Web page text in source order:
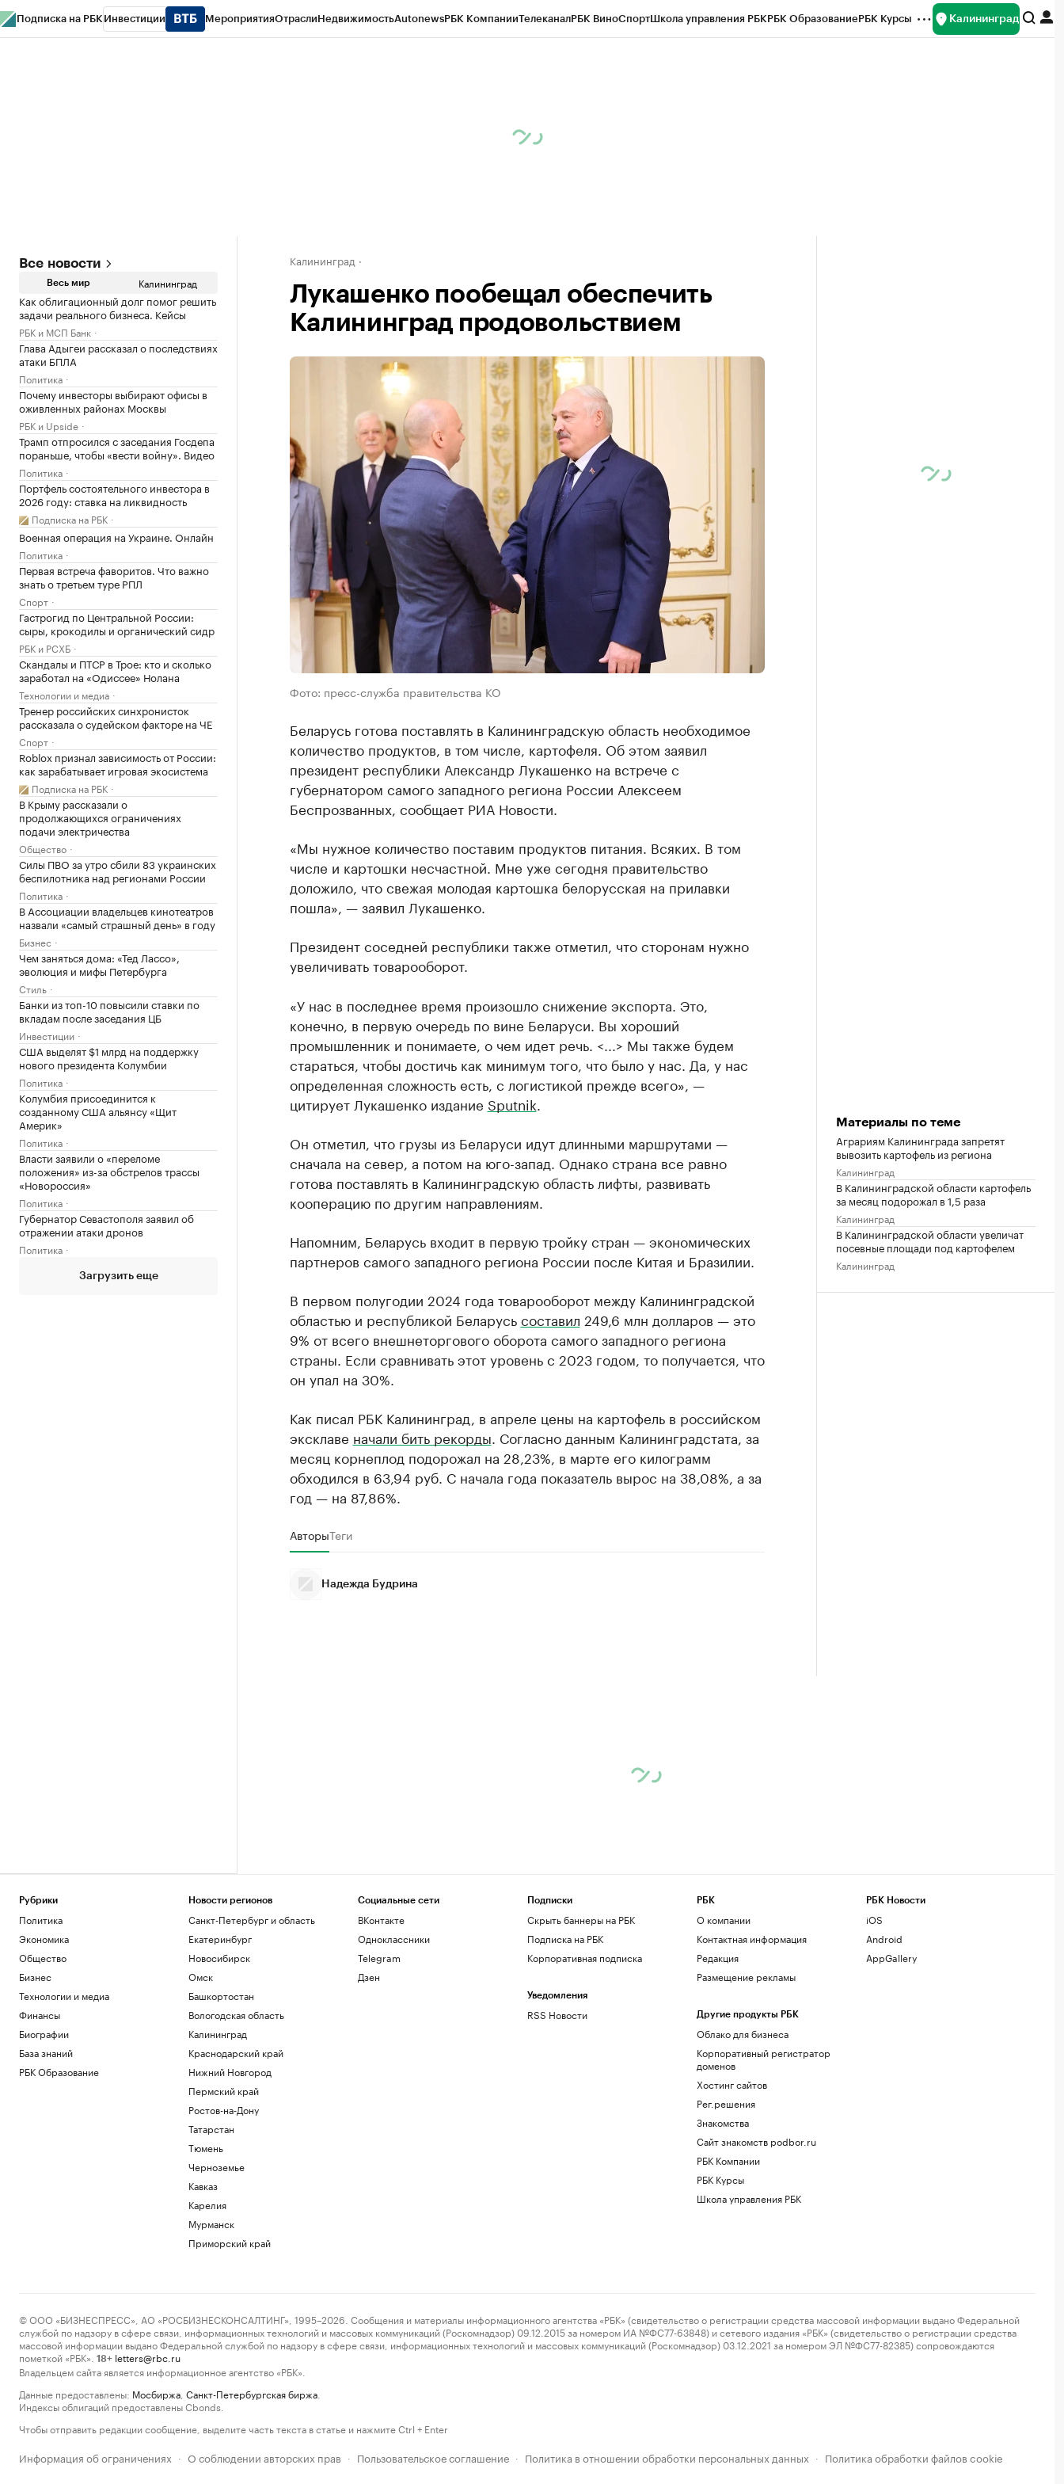
Подписка на РБК Инвестиции МероприятияОтраслиНедвижимостьAutonewsРБК КомпанииТелеканалРБК ВиноСпортШкола управления РБКРБК ОбразованиеРБК Курсы Калининград
Все новости
Весь мир Калининград
Как облигационный долг помог решить
задачи реального бизнеса. Кейсы
РБК и МСП Банк
Глава Адыгеи рассказал о последствиях
атаки БПЛА
Политика
Почему инвесторы выбирают офисы в
оживленных районах Москвы
РБК и Upside
Трамп отпросился с заседания Госдепа
пораньше, чтобы «вести войну». Видео
Политика
Портфель состоятельного инвестора в
2026 году: ставка на ликвидность
Подписка на РБК
Военная операция на Украине. Онлайн
Политика
Первая встреча фаворитов. Что важно
знать о третьем туре РПЛ
Спорт
Гастрогид по Центральной России:
сыры, крокодилы и органический сидр
РБК и РСХБ
Скандалы и ПТСР в Трое: кто и сколько
заработал на «Одиссее» Нолана
Технологии и медиа
Тренер российских синхронисток
рассказала о судейском факторе на ЧЕ
Спорт
Roblox признал зависимость от России:
как зарабатывает игровая экосистема
Подписка на РБК
В Крыму рассказали о
продолжающихся ограничениях
подачи электричества
Общество
Силы ПВО за утро сбили 83 украинских
беспилотника над регионами России
Политика
В Ассоциации владельцев кинотеатров
назвали «самый страшный день» в году
Бизнес
Чем заняться дома: «Тед Лассо»,
эволюция и мифы Петербурга
Стиль
Банки из топ-10 повысили ставки по
вкладам после заседания ЦБ
Инвестиции
США выделят $1 млрд на поддержку
нового президента Колумбии
Политика
Колумбия присоединится к
созданному США альянсу «Щит
Америк»
Политика
Власти заявили о «переломе
положения» из-за обстрелов трассы
«Новороссия»
Политика
Губернатор Севастополя заявил об
отражении атаки дронов
Политика
Загрузить еще
Калининград
Лукашенко пообещал обеспечить
Калининград продовольствием
Фото: пресс-служба правительства КО
Беларусь готова поставлять в Калининградскую область необходимое
количество продуктов, в том числе, картофеля. Об этом заявил
президент республики Александр Лукашенко на встрече с
губернатором самого западного региона России Алексеем
Беспрозванных, сообщает РИА Новости.
«Мы нужное количество поставим продуктов питания. Всяких. В том
числе и картошки несчастной. Мне уже сегодня правительство
доложило, что свежая молодая картошка белорусская на прилавки
пошла», — заявил Лукашенко.
Президент соседней республики также отметил, что сторонам нужно
увеличивать товарооборот.
«У нас в последнее время произошло снижение экспорта. Это,
конечно, в первую очередь по вине Беларуси. Вы хороший
промышленник и понимаете, о чем идет речь. <...> Мы также будем
стараться, чтобы достичь как минимум того, что было у нас. Да, у нас
определенная сложность есть, с логистикой прежде всего», —
цитирует Лукашенко издание Sputnik
Он отметил, что грузы из Беларуси идут длинными маршрутами —
сначала на север, а потом на юго-запад. Однако страна все равно
готова поставлять в Калининградскую область лифты, развивать
кооперацию по другим направлениям.
Напомним, Беларусь входит в первую тройку стран — экономических
партнеров самого западного региона России после Китая и Бразилии.
В первом полугодии 2024 года товарооборот между Калининградской
областью и республикой Беларусьсоставил 249,6 млн долларов — это
9% от всего внешнеторгового оборота самого западного региона
страны. Если сравнивать этот уровень с 2023 годом, то получается, что
он упал на 30%.
Как писал РБК Калининград, в апреле цены на картофель в российском
эксклаве начали бить рекорды . Согласно данным Калининградстата, за
месяц корнеплод подорожал на 28,23%, в марте его килограмм
обходился в 63,94 руб. С начала года показатель вырос на 38,08%, а за
год — на 87,86%.
АвторыТеги
Надежда Будрина
Материалы по теме
Аграриям Калининграда запретят
вывозить картофель из региона
Калининград
В Калининградской области картофель
за месяц подорожал в 1,5 раза
Калининград
В Калининградской области увеличат
посевные площади под картофелем
Калининград
Рубрики
Политика
Экономика
Общество
Бизнес
Технологии и медиа
Финансы
Биографии
База знаний
РБК Образование
Новости регионов
Санкт-Петербург и область
Екатеринбург
Новосибирск
Омск
Башкортостан
Вологодская область
Калининград
Краснодарский край
Нижний Новгород
Пермский край
Ростов-на-Дону
Татарстан
Тюмень
Черноземье
Кавказ
Карелия
Мурманск
Приморский край
Социальные сети
ВКонтакте
Одноклассники
Telegram
Дзен
Подписки
Скрыть баннеры на РБК
Подписка на РБК
Корпоративная подписка
Уведомления
RSS Новости
РБК
О компании
Контактная информация
Редакция
Размещение рекламы
Другие продукты РБК
Облако для бизнеса
Корпоративный регистратор
доменов
Хостинг сайтов
Рег.решения
Знакомства
Сайт знакомств podbor.ru
РБК Компании
РБК Курсы
Школа управления РБК
РБК Новости
iOS
Android
AppGallery
© ООО «БИЗНЕСПРЕСС», АО «РОСБИЗНЕСКОНСАЛТИНГ», 1995–2026. Сообщения и материалы информационного агентства «РБК» (свидетельство о регистрации средства массовой информации выдано Федеральной
службой по надзору в сфере связи, информационных технологий и массовых коммуникаций (Роскомнадзор) 09.12.2015 за номером ИА №ФС77-63848) и сетевого издания «РБК» (свидетельство о регистрации средства
массовой информации выдано Федеральной службой по надзору в сфере связи, информационных технологий и массовых коммуникаций (Роскомнадзор) 03.12.2021 за номером ЭЛ №ФС77-82385) сопровождаются
пометкой «РБК».
18+ letters@rbc.ru
Владельцем сайта является информационное агентство «РБК».
Данные предоставлены: Мосбиржа Санкт-Петербургская биржа
Индексы облигаций предоставлены Cbonds.
Чтобы отправить редакции сообщение, выделите часть текста в статье и нажмите Ctrl + Enter
Информация об ограничениях · О соблюдении авторских прав · Пользовательское соглашение · Политика в отношении обработки персональных данных · Политика обработки файлов cookie